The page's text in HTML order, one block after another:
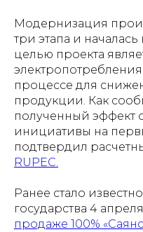
Модернизация
три этапа и
целью проекта
процессе для
продукции. Как
полученный эффект
инициативы на
подтвердил
RUPEC.
Ранее стало
государства 4
продаже 100%